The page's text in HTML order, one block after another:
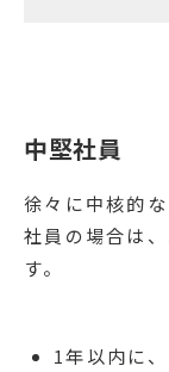
中堅社員
徐々に中核的
社員の場合は
す。
1年以内に